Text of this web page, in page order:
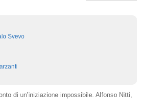
Svevo
di un’iniziazione impossibile. Alfonso Nitti,